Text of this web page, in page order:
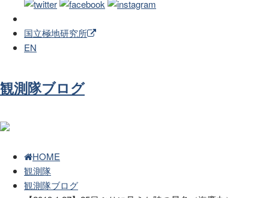
国立極地研究所
EN
観測隊ブログ
HOME
観測隊
観測隊ブログ